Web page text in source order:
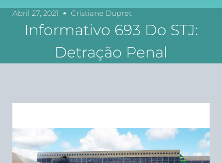
Abril 27, 2021 Cristiane Dupret
Informativo 693 Do STJ:
Detração Penal